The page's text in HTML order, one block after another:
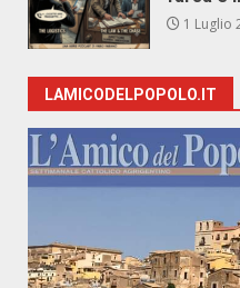
1 Luglio
LAMICODELPOPOLO.IT